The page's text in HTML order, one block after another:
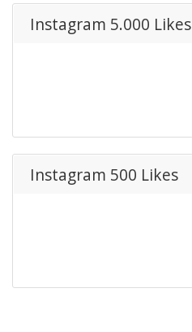
Instagram 5.000 Likes
Instagram 500 Likes